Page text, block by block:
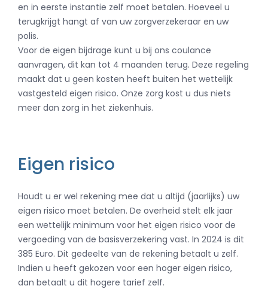
en in eerste instantie zelf moet betalen. Hoeveel u
terugkrijgt hangt af van uw zorgverzekeraar en uw
polis.
Voor de eigen bijdrage kunt u bij ons coulance
aanvragen, dit kan tot 4 maanden terug. Deze regeling
maakt dat u geen kosten heeft buiten het wettelijk
vastgesteld eigen risico. Onze zorg kost u dus niets
meer dan zorg in het ziekenhuis.
Eigen risico
Houdt u er wel rekening mee dat u altijd (jaarlijks) uw
eigen risico moet betalen. De overheid stelt elk jaar
een wettelijk minimum voor het eigen risico voor de
vergoeding van de basisverzekering vast. In 2024 is dit
385 Euro. Dit gedeelte van de rekening betaalt u zelf.
Indien u heeft gekozen voor een hoger eigen risico,
dan betaalt u dit hogere tarief zelf.